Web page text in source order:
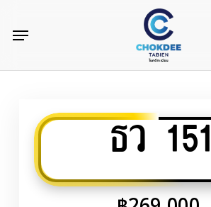
content
Menu
ธว 151